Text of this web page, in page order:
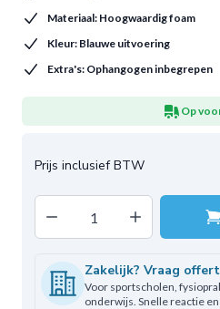
Materiaal: Hoogwaardig foam
Kleur: Blauwe uitvoering
Extra's: Ophangogen inbegrepen
Op
Decrease quantityIncrease
Zakelijk? Vraag
Voor sportscholen,
onderwijs. Snelle reactie